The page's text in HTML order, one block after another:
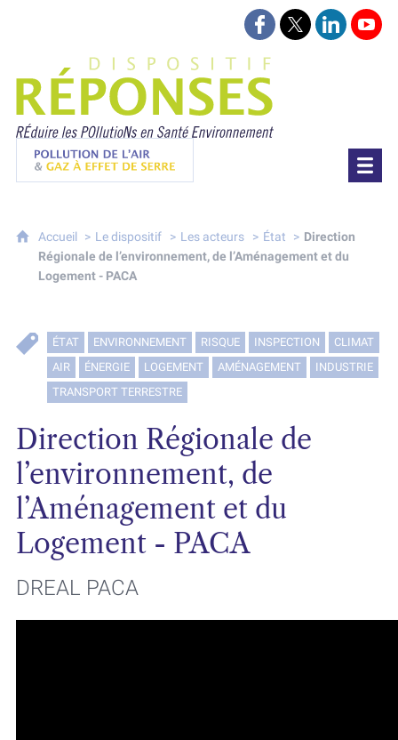
Pollution de l'air & gaz à effet de serre
Suivez-nous sur
Suivez-nous
Accueil Le dispositif Les acteurs État
Direction
Régionale de l’environnement, de l’Aménagement et du
Logement - PACA
Direction Régionale de
l’environnement, de
l’Aménagement et du
Logement - PACA
DREAL PACA
ÉTAT ENVIRONNEMENT RISQUE INSPECTION
CLIMAT
AIR
ÉNERGIE LOGEMENT AMÉNAGEMENT
INDUSTRIE
TRANSPORT TERRESTRE